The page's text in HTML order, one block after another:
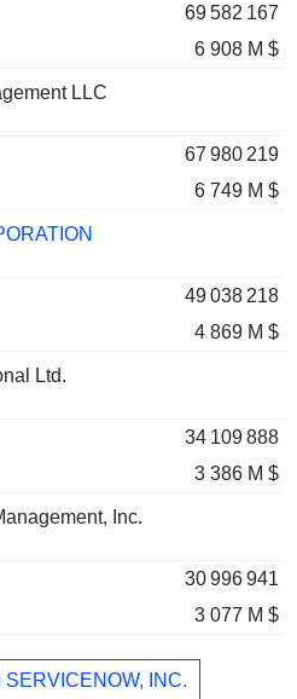
69 582 167
6 908 M $
LLC
67 980 219
6 749 M $
49 038 218
4 869 M $
Ltd.
34 109 888
3 386 M $
Inc.
30 996 941
3 077 M $
INC.